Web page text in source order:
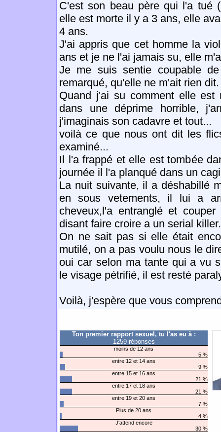
C'est son beau père qui l'a tué
elle est morte il y a 3 ans, elle
4 ans.
J'ai appris que cet homme la
ans et je ne l'ai jamais su, elle
Je me suis sentie coupable
remarqué, qu'elle ne m'ait rien dit.
Quand j'ai su comment elle est
dans une déprime horrible,
j'imaginais son cadavre et tout...
voilà ce que nous ont dit les
examiné...
Il l'a frappé et elle est tombée
journée il l'a planqué dans un
La nuit suivante, il a déshabillé
en sous vetements, il lui a
cheveux,l'a entranglé et
disant faire croire a un serial killer.
On ne sait pas si elle était
mutilé, on a pas voulu nous le
oui car selon ma tante qui a vu
le visage pétrifié, il est resté
Voilà, j'espère que vous
Ton premier rapport sexuel, tu l'as eu à :
1259 réponses
moins de 12 ans
5 %
entre 12 et 14 ans
9 %
entre 15 et 16 ans
21 %
entre 17 et 18 ans
21 %
entre 19 et 20 ans
7 %
Plus de 20 ans
4 %
J'attend encore
30 %